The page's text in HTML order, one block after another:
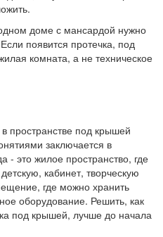
доме с мансардой нужно
появится протечка, под
комната, а не техническое
пространстве под крышей
заключается в
- это жилое пространство, где
кабинет, творческую
где можно хранить
оборудование. Решить, как
под крышей, лучше до начала